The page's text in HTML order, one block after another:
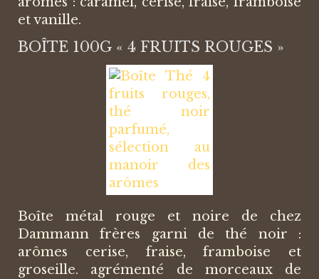
et vanille.
BOÎTE 100G « 4 FRUITS ROUGES »
Boîte métal rouge et noire de chez
Dammann frères garni de thé noir :
arômes cerise, fraise, framboise et
groseille. agrémenté de morceaux de